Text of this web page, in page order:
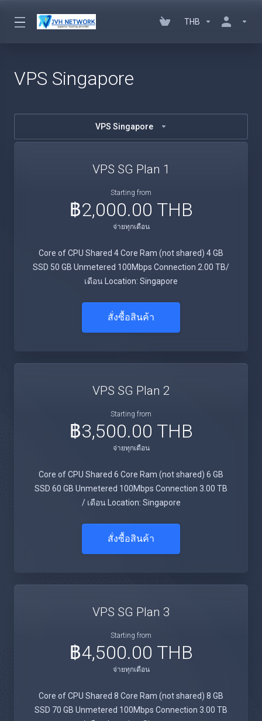
THB
VPS Singapore
VPS Singapore
VPS SG Plan 1
Starting from
฿2,000.00 THB
จ่ายทุกเดือน
Core of CPU Shared 4 Core Ram (not shared) 4 GB
SSD 50 GB Unmetered 100Mbps Connection 2.00 TB/
เดือน Location: Singapore
สั่งซื้อสินค้า
VPS SG Plan 2
Starting from
฿3,500.00 THB
จ่ายทุกเดือน
Core of CPU Shared 6 Core Ram (not shared) 6 GB
SSD 60 GB Unmetered 100Mbps Connection 3.00 TB
/ เดือน Location: Singapore
สั่งซื้อสินค้า
VPS SG Plan 3
Starting from
฿4,500.00 THB
จ่ายทุกเดือน
Core of CPU Shared 8 Core Ram (not shared) 8 GB
SSD 70 GB Unmetered 100Mbps Connection 3.00 TB